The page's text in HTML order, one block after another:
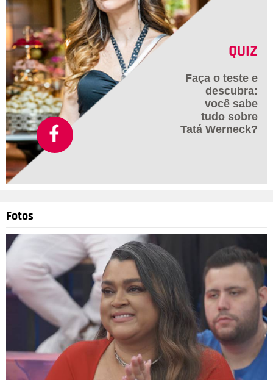
Divulgação 4/10
A colunista Fábia Oliveira compartilhou nas redes sociais um
vídeo em que Diguinho - que trabalha com o apresentador no
programa The Noite - dá uma garrafada em Danilo durante a
gravação de outro programa de televisão que os dois foram
convidados para gravar, fazendo com que o apresentador
caísse no chão ensanguentado. Nas redes sociais, depois da
QUIZ
Faça o teste e
descubra:
você sabe
tudo sobre
Tatá Werneck?
Fotos